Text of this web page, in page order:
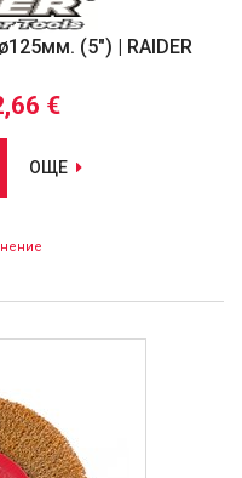
(5") | RAIDER
€
ОЩЕ